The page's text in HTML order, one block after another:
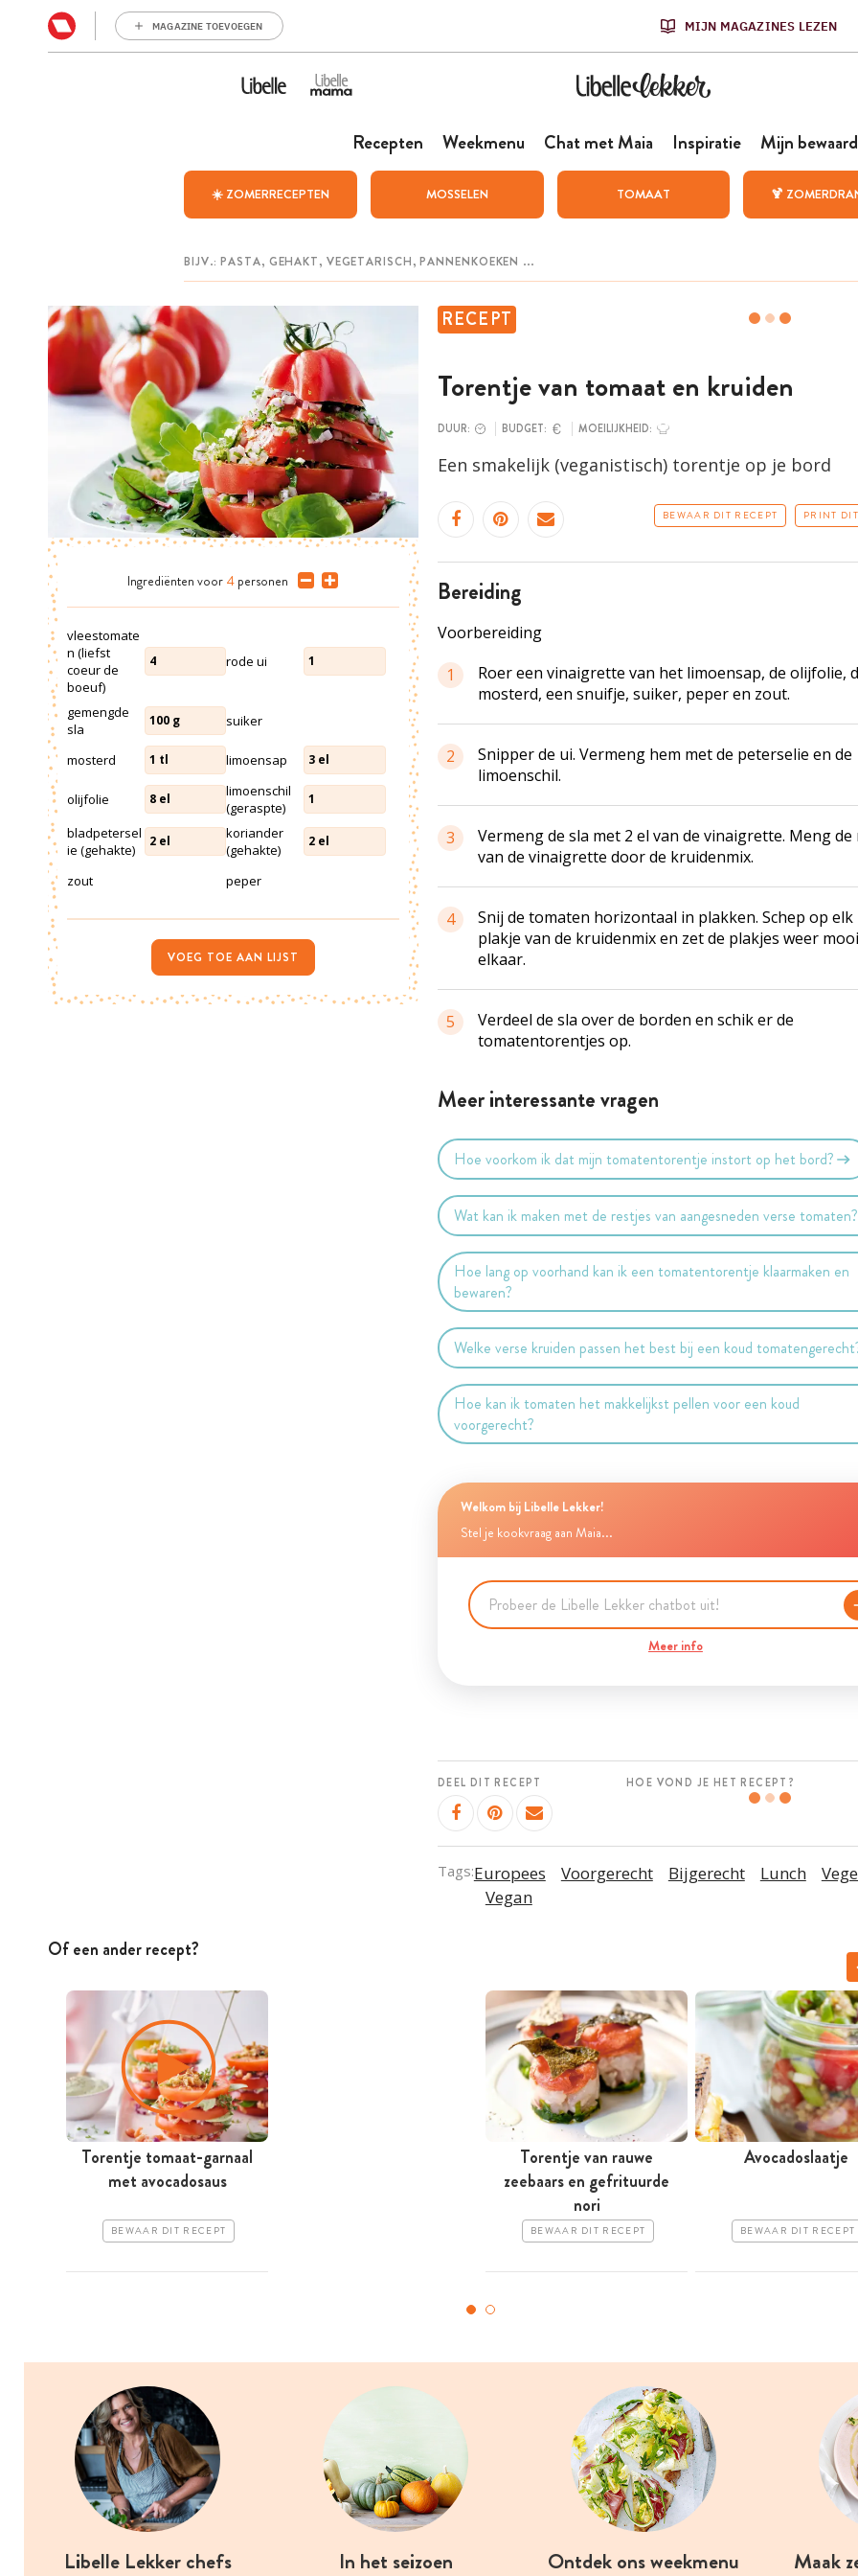
MAGAZINE TOEVOEGEN MIJN MAGAZINES LEZEN
Recepten Weekmenu Chat met Maia Inspiratie Mijn
☀️ ZOMERRECEPTEN MOSSELEN TOMAAT 🍹
RECEPT
Torentje van tomaat en kruiden
DUUR: BUDGET: MOEILIJKHEID:
Een smakelijk (veganistisch) torentje op je bord
BEWAAR DIT RECEPT PRINT
bereiding
Voorbereiding
1
Roer een vinaigrette van het limoensap, de olijfolie,
mosterd, een snuifje, suiker, peper en zout.
2
Snipper de ui. Vermeng hem met de peterselie en de
limoenschil.
3
Vermeng de sla met 2 el van de vinaigrette. Meng de
van de vinaigrette door de kruidenmix.
4
Snij de tomaten horizontaal in plakken. Schep op elk
plakje van de kruidenmix en zet de plakjes weer
elkaar.
5
Verdeel de sla over de borden en schik er de
tomatentorentjes op.
Meer interessante vragen
Hoe voorkom ik dat mijn tomatentorentje instort op het bord?
Wat kan ik maken met de restjes van aangesneden verse tomaten?
Hoe lang op voorhand kan ik een tomatentorentje klaarmaken en
bewaren?
Welke verse kruiden passen het best bij een koud
Hoe kan ik tomaten het makkelijkst pellen voor een koud
voorgerecht?
Welkom bij Libelle Lekker!
Stel je kookvraag aan Maia...
Meer info
DEEL DIT RECEPT HOE VOND JE HET RECEPT?
Tags:Europees Voorgerecht Bijgerecht Lunch
Vegan
Ingrediënten voor 4 personen
vleestomate
n (liefst
coeur de
boeuf)
4 rode ui 1
gemengde
sla
100 g suiker
mosterd 1 tl limoensap 3 el
olijfolie 8 el
limoenschil
(geraspte)
1
bladpetersel
ie (gehakte)
2 el
koriander
(gehakte)
2 el
zout peper
VOEG TOE AAN LIJST
Of een ander recept?
Torentje tomaat-garnaal
met avocadosaus
BEWAAR DIT RECEPT
Torentje van rauwe
zeebaars en gefrituurde
nori
BEWAAR DIT RECEPT
Avocadoslaatje
BEWAAR DIT RECEPT
Libelle Lekker chefs In het seizoen Ontdek ons weekmenu Maak